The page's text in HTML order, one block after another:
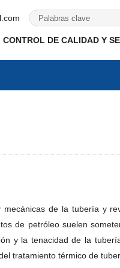
CONTROL DE CALIDAD Y
de la tubería y
de petróleo suelen
y la tenacidad de la
tratamiento térmico de